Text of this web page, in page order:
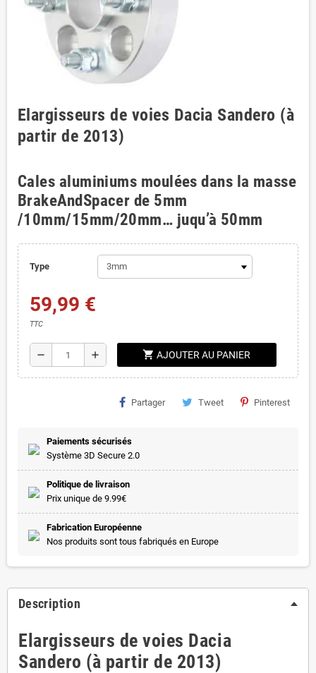
Elargisseurs de voies Dacia Sandero (à
partir de 2013)
Cales aluminiums moulées dans la masse
BrakeAndSpacer de 5mm
/10mm/15mm/20mm… juqu’à 50mm
Type
59,99 €
TTC
remove add shopping_cart AJOUTER AU PANIER
Partager Tweet Pinterest
Paiements sécurisés
Système 3D Secure 2.0
Politique de livraison
Prix unique de 9.99€
Fabrication Européenne
Nos produits sont tous fabriqués en Europe
Description
Elargisseurs de voies Dacia
Sandero (à partir de 2013)